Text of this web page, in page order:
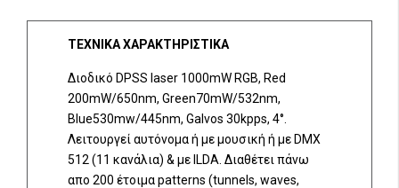
ΤΕΧΝΙΚΑ ΧΑΡΑΚΤΗΡΙΣΤΙΚΑ
Διοδικό DPSS laser 1000mW RGB, Red
200mW/650nm, Green70mW/532nm,
Blue530mw/445nm, Galvos 30kpps, 4°.
Λειτουργεί αυτόνομα ή με μουσική ή με DMX
512 (11 κανάλια) & με ILDA. Διαθέτει πάνω
απο 200 έτοιμα patterns (tunnels, waves,